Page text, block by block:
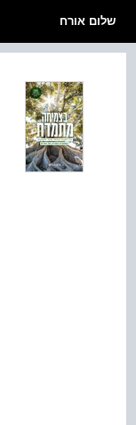
שלום אורח